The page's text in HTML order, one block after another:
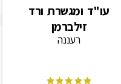
עו"ד ומגשרת ורד
זילברמן
רעננה